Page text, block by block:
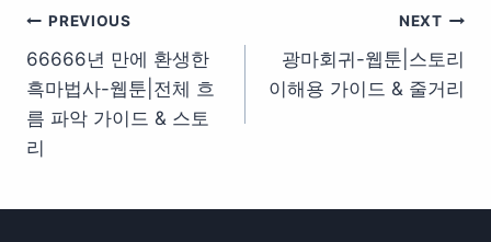
글
탐
색
PREVIOUS
66666년 만에 환생한
흑마법사-웹툰|전체 흐
름 파악 가이드 & 스토
리
NEXT
광마회귀-웹툰|스토리
이해용 가이드 & 줄거리